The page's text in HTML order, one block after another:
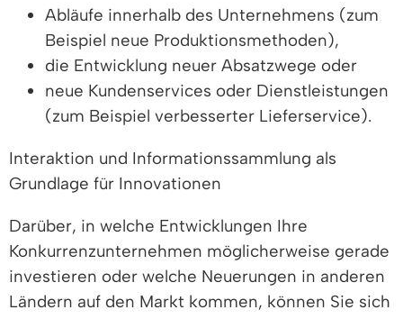
Abläufe innerhalb des Unternehmens (zum
Beispiel neue Produktionsmethoden),
die Entwicklung neuer Absatzwege oder
neue Kundenservices oder Dienstleistungen
(zum Beispiel verbesserter Lieferservice).
Interaktion und Informationssammlung als
Grundlage für Innovationen
Darüber, in welche Entwicklungen Ihre
Konkurrenzunternehmen möglicherweise gerade
investieren oder welche Neuerungen in anderen
Ländern auf den Markt kommen, können Sie sich